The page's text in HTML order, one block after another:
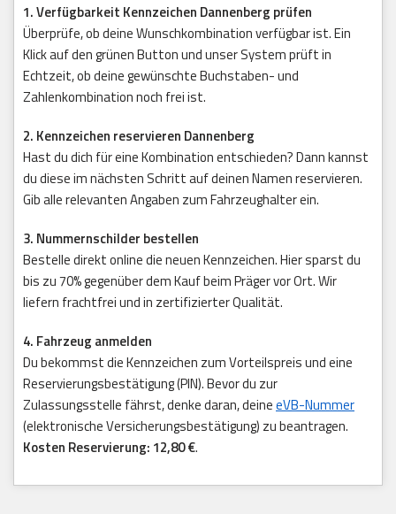
1. Verfügbarkeit Kennzeichen Dannenberg prüfen
Überprüfe, ob deine Wunschkombination verfügbar ist. Ein
Klick auf den grünen Button und unser System prüft in
Echtzeit, ob deine gewünschte Buchstaben- und
Zahlenkombination noch frei ist.
2. Kennzeichen reservieren Dannenberg
Hast du dich für eine Kombination entschieden? Dann kannst
du diese im nächsten Schritt auf deinen Namen reservieren.
Gib alle relevanten Angaben zum Fahrzeughalter ein.
3. Nummernschilder bestellen
Bestelle direkt online die neuen Kennzeichen. Hier sparst du
bis zu 70% gegenüber dem Kauf beim Präger vor Ort. Wir
liefern frachtfrei und in zertifizierter Qualität.
4. Fahrzeug anmelden
Du bekommst die Kennzeichen zum Vorteilspreis und eine
Reservierungsbestätigung (PIN). Bevor du zur
Zulassungsstelle fährst, denke daran, deineeVB-Nummer
(elektronische Versicherungsbestätigung) zu beantragen.
Kosten Reservierung: 12,80 €.